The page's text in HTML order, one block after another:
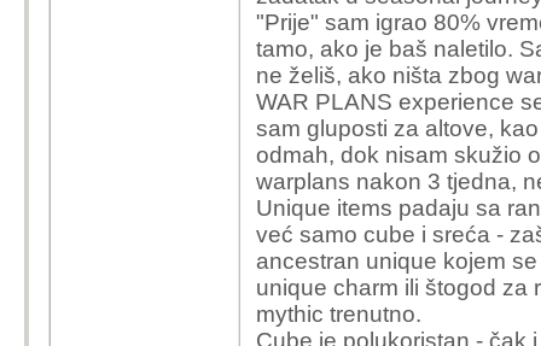
"Prije" sam igrao 80%
tamo, ako je baš naletilo.
ne želiš, ako ništa zbog
WAR PLANS experience
sam gluposti za altove,
odmah, dok nisam skužio
warplans nakon 3 tjedna,
Unique items padaju sa
već samo cube i sreća -
ancestran unique kojem
unique charm ili štogod za
mythic trenutno.
Cube je polukoristan - čak